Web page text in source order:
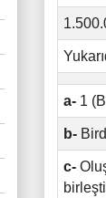
a- 1
b-
c-